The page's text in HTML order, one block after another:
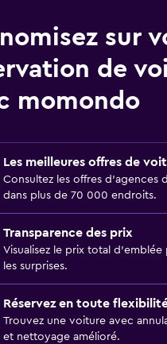
sur
de
momondo
Les meilleures offres de
Consultez les offres d’agences
dans plus de 70 000 endroits.
Transparence des prix
Visualisez le prix total
les surprises.
Réservez en toute
Trouvez une voiture avec
et nettoyage amélioré.